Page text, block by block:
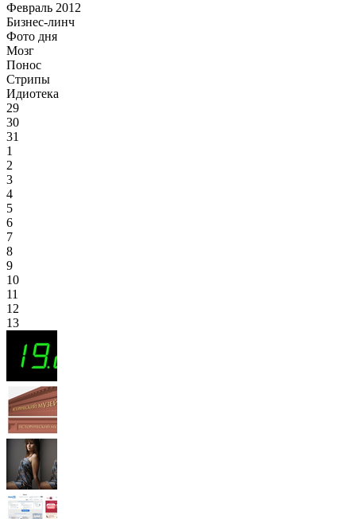
Февраль 2012
Бизнес-линч
Фото дня
Мозг
Понос
Стрипы
Идиотека
29
30
31
1
2
3
4
5
6
7
8
9
10
11
12
13